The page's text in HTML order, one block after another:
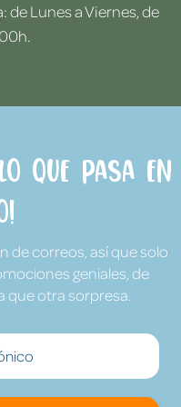
Lunes a Viernes, de
que pasa en
de correos, así que solo
geniales, de
que otra sorpresa.